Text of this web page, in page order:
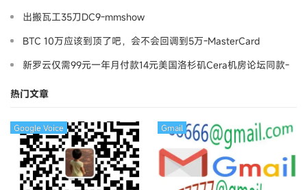
出搬瓦工35刀DC9-mmshow
BTC 10万应该到顶了吧，会不会回调到5万-MasterCard
新罗云仅需99元一年月付款14元美国洛杉矶Cera机房论坛同款-
热门文章
Google Voice Gmail